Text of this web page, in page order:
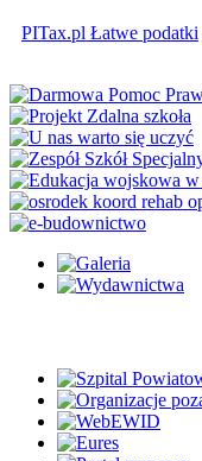
PITax.pl Łatwe podatki